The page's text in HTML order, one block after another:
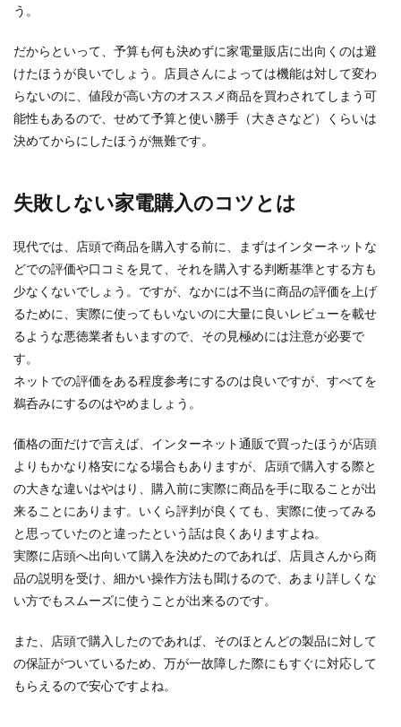
う。
だからといって、予算も何も決めずに家電量販店に出向くのは避
けたほうが良いでしょう。店員さんによっては機能は対して変わ
らないのに、値段が高い方のオススメ商品を買わされてしまう可
能性もあるので、せめて予算と使い勝手（大きさなど）くらいは
決めてからにしたほうが無難です。
失敗しない家電購入のコツとは
現代では、店頭で商品を購入する前に、まずはインターネットな
どでの評価や口コミを見て、それを購入する判断基準とする方も
少なくないでしょう。ですが、なかには不当に商品の評価を上げ
るために、実際に使ってもいないのに大量に良いレビューを載せ
るような悪徳業者もいますので、その見極めには注意が必要で
す。
ネットでの評価をある程度参考にするのは良いですが、すべてを
鵜呑みにするのはやめましょう。
価格の面だけで言えば、インターネット通販で買ったほうが店頭
よりもかなり格安になる場合もありますが、店頭で購入する際と
の大きな違いはやはり、購入前に実際に商品を手に取ることが出
来ることにあります。いくら評判が良くても、実際に使ってみる
と思っていたのと違ったという話は良くありますよね。
実際に店頭へ出向いて購入を決めたのであれば、店員さんから商
品の説明を受け、細かい操作方法も聞けるので、あまり詳しくな
い方でもスムーズに使うことが出来るのです。
また、店頭で購入したのであれば、そのほとんどの製品に対して
の保証がついているため、万が一故障した際にもすぐに対応して
もらえるので安心ですよね。